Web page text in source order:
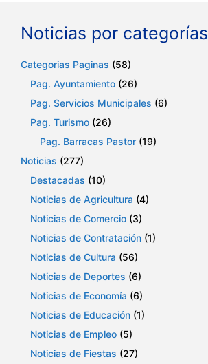
Noticias por categorías
Categorias Paginas (58)
Pag. Ayuntamiento (26)
Pag. Servicios Municipales (6)
Pag. Turismo (26)
Pag. Barracas Pastor (19)
Noticias (277)
Destacadas (10)
Noticias de Agricultura (4)
Noticias de Comercio (3)
Noticias de Contratación (1)
Noticias de Cultura (56)
Noticias de Deportes (6)
Noticias de Economía (6)
Noticias de Educación (1)
Noticias de Empleo (5)
Noticias de Fiestas (27)